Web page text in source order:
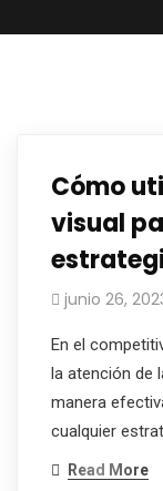
Cómo
visual
junio 26,
En el
la atención de
manera
cualquier
Read More